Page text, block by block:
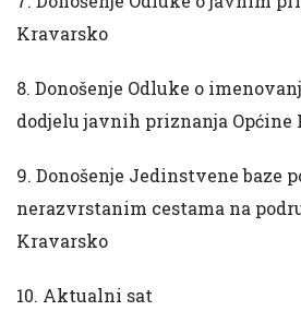
Kravarsko
8. Donošenje Odluke o
dodjelu javnih priznanja Općine
9. Donošenje Jedinstvene baze
nerazvrstanim cestama na
Kravarsko
10. Aktualni sat